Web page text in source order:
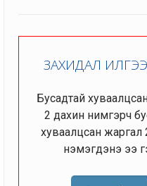
ЗАХИДАЛ
Бусадтай
2 дахин нимгэрч
хуваалцсан жаргал
нэмэгдэнэ ээ